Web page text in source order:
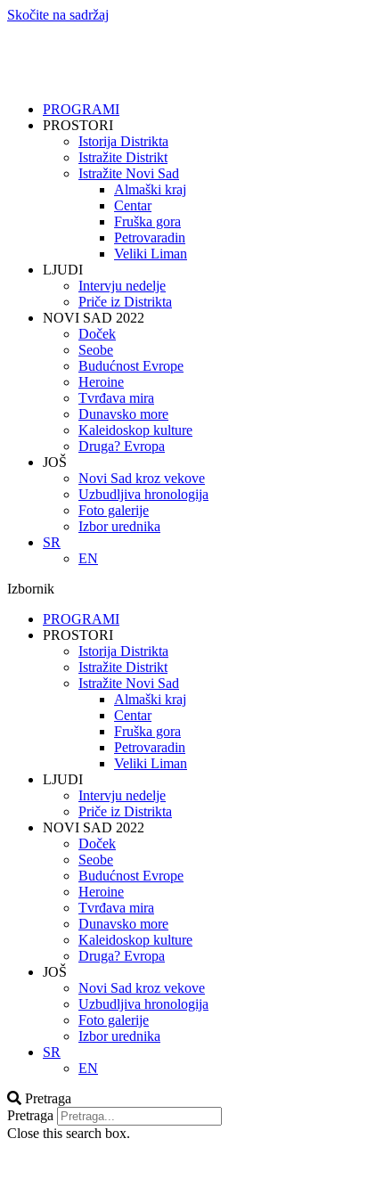
Skočite na sadržaj
PROGRAMI
PROSTORI
Istorija Distrikta
Istražite Distrikt
Istražite Novi Sad
Almaški kraj
Centar
Fruška gora
Petrovaradin
Veliki Liman
LJUDI
Intervju nedelje
Priče iz Distrikta
NOVI SAD 2022
Doček
Seobe
Budućnost Evrope
Heroine
Tvrđava mira
Dunavsko more
Kaleidoskop kulture
Druga? Evropa
JOŠ
Novi Sad kroz vekove
Uzbudljiva hronologija
Foto galerije
Izbor urednika
SR
EN
Izbornik
PROGRAMI
PROSTORI
Istorija Distrikta
Istražite Distrikt
Istražite Novi Sad
Almaški kraj
Centar
Fruška gora
Petrovaradin
Veliki Liman
LJUDI
Intervju nedelje
Priče iz Distrikta
NOVI SAD 2022
Doček
Seobe
Budućnost Evrope
Heroine
Tvrđava mira
Dunavsko more
Kaleidoskop kulture
Druga? Evropa
JOŠ
Novi Sad kroz vekove
Uzbudljiva hronologija
Foto galerije
Izbor urednika
SR
EN
Pretraga
Pretraga
Close this search box.